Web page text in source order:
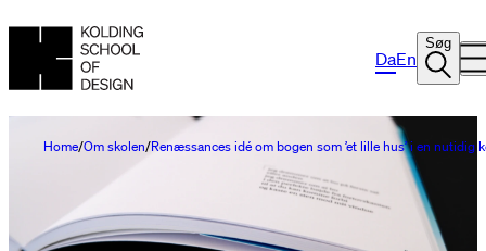
DaEn
Søg
Home Om skolen Renæssances idé om bogen som ’et lille hus’ i en nutidig